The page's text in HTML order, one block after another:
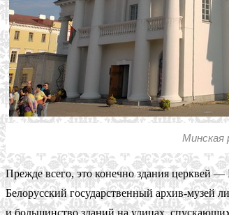
Минская
Прежде всего, это конечно здания церквей
Белорусский государственный архив-музей
и большинство зданий на улицах,